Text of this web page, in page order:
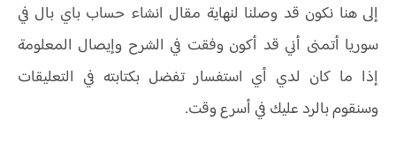
إلى هنا نكون قد وصلنا لنهاية مقال انشاء حساب باي بال في
سوريا أتمنى أني قد أكون وفقت في الشرح وإيصال المعلومة
إذا ما كان لدي أي استفسار تفضل بكتابته في التعليقات
وسنقوم بالرد عليك في أسرع وقت.